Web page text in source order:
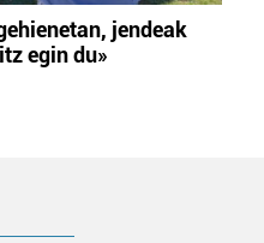
jendeak
egin du»